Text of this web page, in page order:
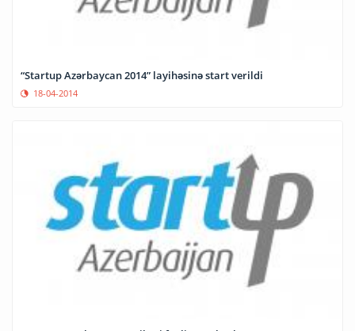
“Startup Azərbaycan 2014” layihəsinə start verildi
18-04-2014